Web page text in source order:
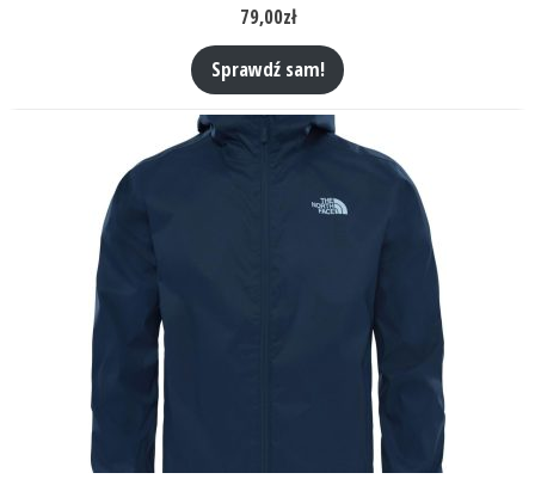
79,00zł
Sprawdź sam!